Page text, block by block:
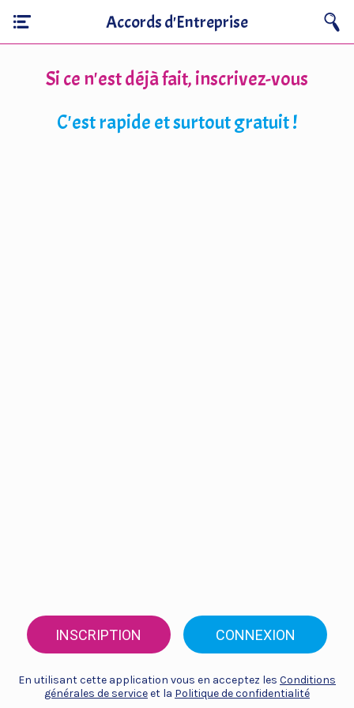
Accords d'Entreprise
Si ce n'est déjà fait, inscrivez-vous
C'est rapide et surtout gratuit !
INSCRIPTION CONNEXION
En utilisant cette application vous en acceptez les Conditions
générales de serviceet la Politique de confidentialité